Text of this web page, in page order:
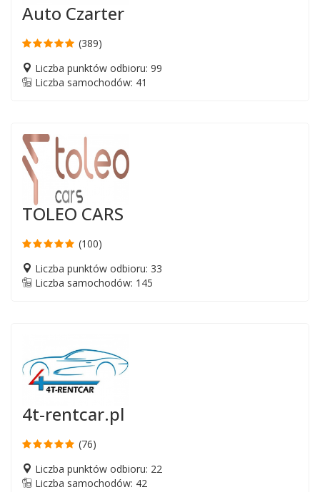
Auto Czarter
(389)
Liczba punktów odbioru: 99
Liczba samochodów: 41
TOLEO CARS
(100)
Liczba punktów odbioru: 33
Liczba samochodów: 145
4t-rentcar.pl
(76)
Liczba punktów odbioru: 22
Liczba samochodów: 42